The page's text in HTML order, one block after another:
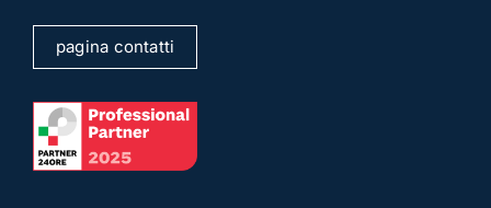
pagina contatti